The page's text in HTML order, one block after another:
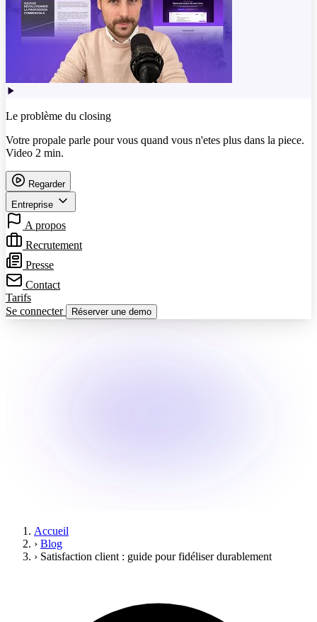
Le problème du closing
Votre propale parle pour vous quand vous n'etes plus dans la piece.
Video 2 min.
Regarder
Entreprise
A propos
Recrutement
Presse
Contact
Tarifs
Se connecter
Réserver une demo
Accueil
› Blog
› Satisfaction client : guide pour fidéliser durablement